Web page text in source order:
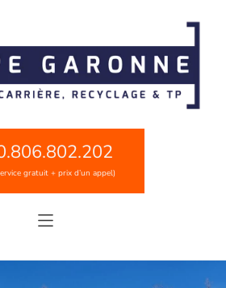
gratuit + prix d’un appel)